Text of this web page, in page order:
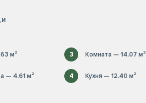
м²
— 4.61 м²
3 Комната — 14.07 м²
4 Кухня — 12.40 м²